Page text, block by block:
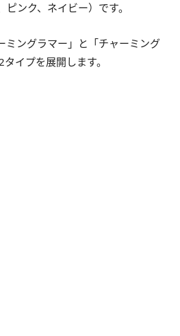
ンク、ネイビー）です。
ミングラマー」と「チャーミング
イプを展開します。